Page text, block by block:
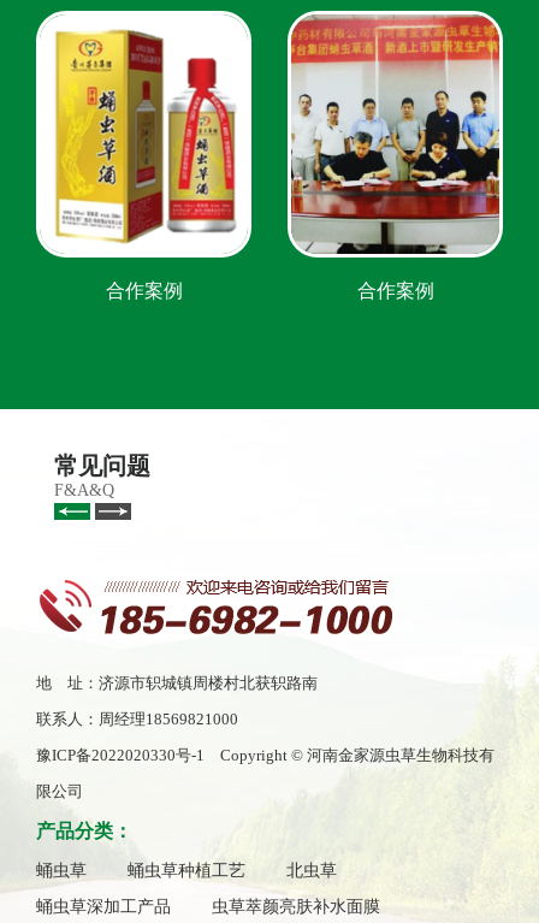
合作案例 合作案例
常见问题
F&A&Q
地 址：济源市轵城镇周楼村北获轵路南
联系人：周经理18569821000
豫ICP备2022020330号-1 Copyright © 河南金家源虫草生物科技有
限公司
产品分类：
蛹虫草 蛹虫草种植工艺
北虫草
蛹虫草深加工产品
虫草萃颜亮肤补水面膜